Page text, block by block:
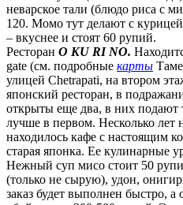
неварское тали (блюдо риса с
120. Момо тут делают с
– вкуснее и стоят 60 рупий.
Ресторан O KU RI NO.
gate (см. подробные карты
улицей Сhetrapati, на втором
японский ресторан, в
открыты еще два, в них подают
лучше в первом. Несколько лет
находилось кафе с настоящим
старая японка. Ее кулинарные
Нежный суп мисо стоит 50
(только не сырую), удон,
заказ будет выполнен быстро,